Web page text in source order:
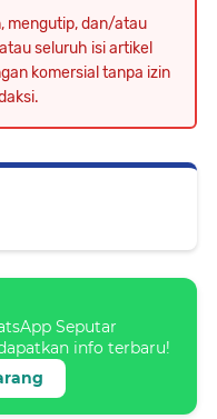
mengutip, dan/atau
seluruh isi artikel
komersial tanpa izin
Seputar
info terbaru!